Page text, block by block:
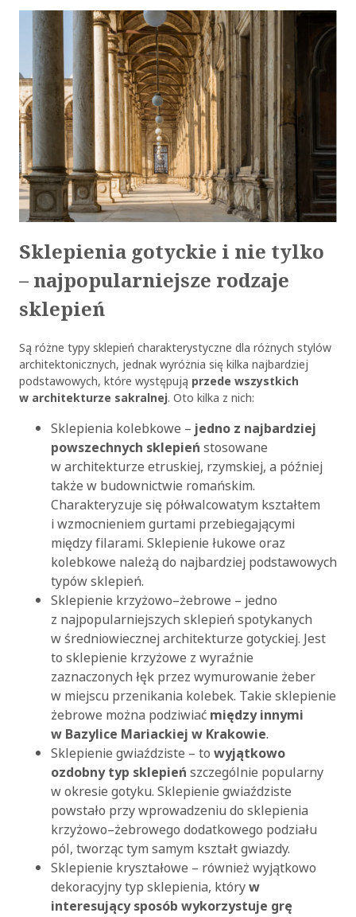
Sklepienia gotyckie i nie tylko
– najpopularniejsze rodzaje
sklepień
Są różne typy sklepień charakterystyczne dla różnych stylów
architektonicznych, jednak wyróżnia się kilka najbardziej
podstawowych, które występują przede wszystkich
w architekturze sakralnej. Oto kilka z nich:
Sklepienia kolebkowe – jedno z najbardziej
powszechnych sklepień stosowane
w architekturze etruskiej, rzymskiej, a później
także w budownictwie romańskim.
Charakteryzuje się półwalcowatym kształtem
i wzmocnieniem gurtami przebiegającymi
między filarami. Sklepienie łukowe oraz
kolebkowe należą do najbardziej podstawowych
typów sklepień.
Sklepienie krzyżowo–żebrowe – jedno
z najpopularniejszych sklepień spotykanych
w średniowiecznej architekturze gotyckiej. Jest
to sklepienie krzyżowe z wyraźnie
zaznaczonych łęk przez wymurowanie żeber
w miejscu przenikania kolebek. Takie sklepienie
żebrowe można podziwiać między innymi
w Bazylice Mariackiej w Krakowie.
Sklepienie gwiaździste – to wyjątkowo
ozdobny typ sklepień szczególnie popularny
w okresie gotyku. Sklepienie gwiaździste
powstało przy wprowadzeniu do sklepienia
krzyżowo–żebrowego dodatkowego podziału
pól, tworząc tym samym kształt gwiazdy.
Sklepienie kryształowe – również wyjątkowo
dekoracyjny typ sklepienia, któryw
interesujący sposób wykorzystuje grę